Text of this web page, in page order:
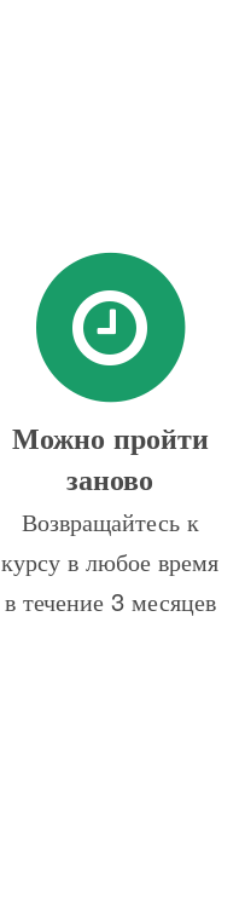
Можно пройти
заново
Возвращайтесь к
курсу в любое время
в течение 3 месяцев